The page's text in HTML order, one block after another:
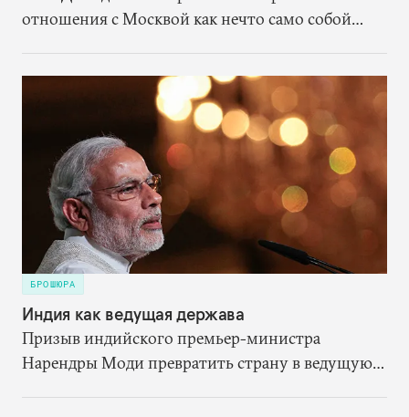
отношения с Москвой как нечто само собой
сконцентрироваться на переформатировании
партнёрства со страной, которая останется
мощной силой в Евразии.
БРОШЮРА
Индия как ведущая держава
Призыв индийского премьер-министра
Нарендры Моди превратить страну в ведущую